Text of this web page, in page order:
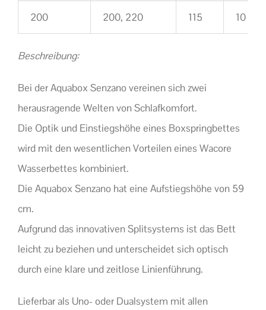
200 200, 220 115 10
Beschreibung:
Bei der Aquabox Senzano vereinen sich zwei
herausragende Welten von Schlafkomfort.
Die Optik und Einstiegshöhe eines Boxspringbettes
wird mit den wesentlichen Vorteilen eines Wacore
Wasserbettes kombiniert.
Die Aquabox Senzano hat eine Aufstiegshöhe von 59
cm.
Aufgrund das innovativen Splitsystems ist das Bett
leicht zu beziehen und unterscheidet sich optisch
durch eine klare und zeitlose Linienführung.
Lieferbar als Uno- oder Dualsystem mit allen